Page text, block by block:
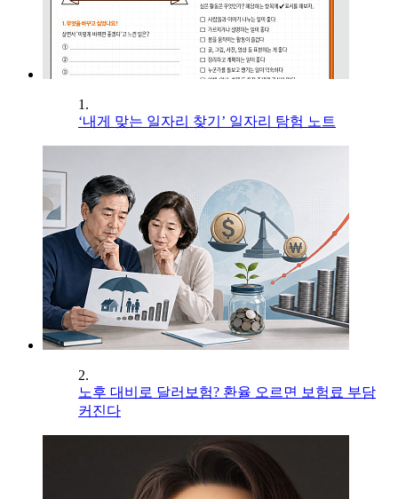
1.
‘내게 맞는 일자리 찾기’ 일자리 탐험 노트
2.
노후 대비로 달러보험? 환율 오르면 보험료 부담
커진다